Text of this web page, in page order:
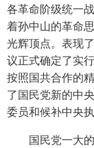
各革命阶级统一
着孙中山的革命
光辉顶点。表现
议正式确定了实
按照国共合作的
了国民党新的中
委员和候补中央执
国民党一大的